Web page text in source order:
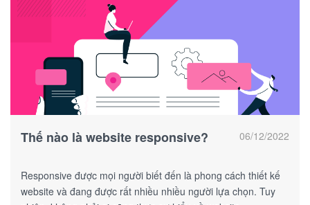
06/12/2022
Thế nào là website responsive?
Responsive được mọi người biết đến là phong cách thiết kế
website và đang được rất nhiều nhiều người lựa chọn. Tuy